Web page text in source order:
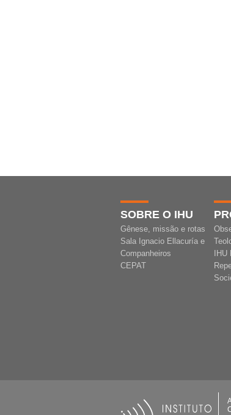
SOBRE O IHU
Gênese, missão e rotas
Sala Ignacio Ellacuría e
Companheiros
CEPAT